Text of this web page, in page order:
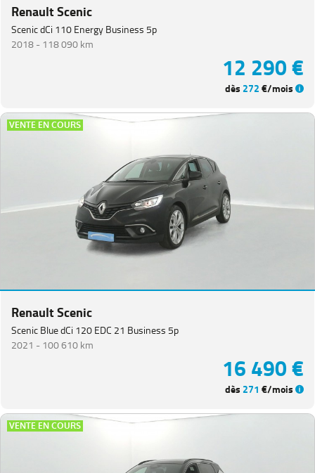
Renault Scenic
Scenic dCi 110 Energy Business 5p
2018 - 118 090 km
12 290 €
dès 272€/mois
VENTE EN COURS
Renault Scenic
Scenic Blue dCi 120 EDC 21 Business 5p
2021 - 100 610 km
16 490 €
dès 271 €/mois
VENTE EN COURS